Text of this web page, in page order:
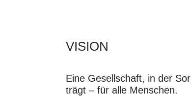
VISION
Eine Gesellschaft, in der
trägt – für alle Menschen.